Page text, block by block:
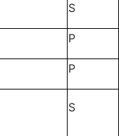
S
P
P
S